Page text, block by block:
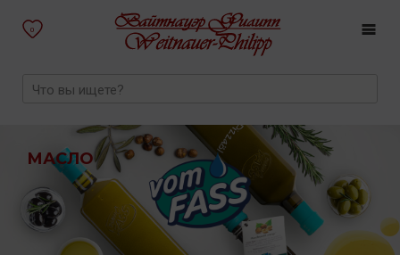
0
МАСЛО